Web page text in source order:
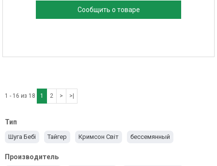
Сообщить о товаре
1 - 16 из 18 1 2 > >|
Тип
Шуга Бебі Тайгер Кримсон Світ бессемянный
Производитель